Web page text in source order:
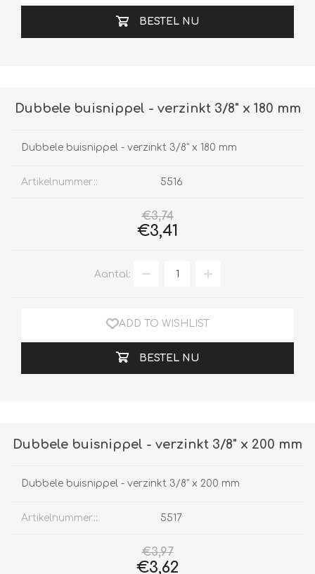
BESTEL NU
Dubbele buisnippel - verzinkt 3/8" x 180 mm
Dubbele buisnippel - verzinkt 3/8" x 180 mm
Artikelnummer:: 5516
€3,74
€3,41
Aantal:
ADD TO WISHLIST
BESTEL NU
Dubbele buisnippel - verzinkt 3/8" x 200 mm
Dubbele buisnippel - verzinkt 3/8" x 200 mm
Artikelnummer:: 5517
€3,97
€3,62